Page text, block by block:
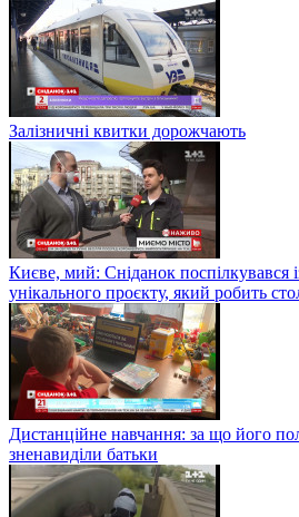
Залізничні квитки дорожчають
Києве, мий: Сніданок поспілкувався
унікального проєкту, який робить
Дистанційне навчання: за що його
зненавиділи батьки